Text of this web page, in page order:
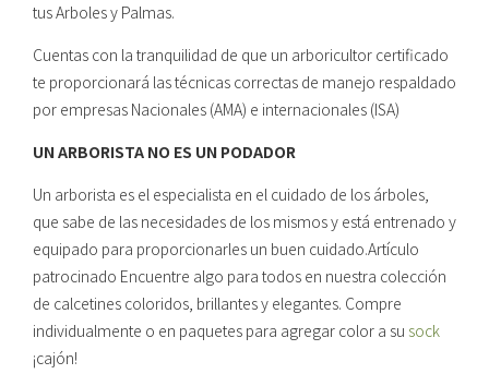
tus Arboles y Palmas.
Cuentas con la tranquilidad de que un arboricultor certificado
te proporcionará las técnicas correctas de manejo respaldado
por empresas Nacionales (AMA) e internacionales (ISA)
UN ARBORISTA NO ES UN PODADOR
Un arborista es el especialista en el cuidado de los árboles,
que sabe de las necesidades de los mismos y está entrenado y
equipado para proporcionarles un buen cuidado.Artículo
patrocinado Encuentre algo para todos en nuestra colección
de calcetines coloridos, brillantes y elegantes. Compre
individualmente o en paquetes para agregar color a su sock
¡cajón!